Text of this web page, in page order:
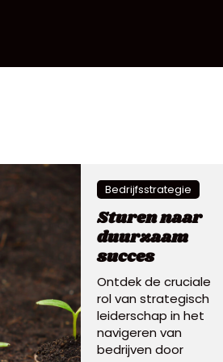
Bedrijfsstrategie
Sturen naar
duurzaam
succes
Ontdek de cruciale
rol van strategisch
leiderschap in het
navigeren van
bedrijven door